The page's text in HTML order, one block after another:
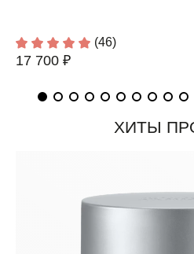
(46)
17 700 ₽
ХИТЫ